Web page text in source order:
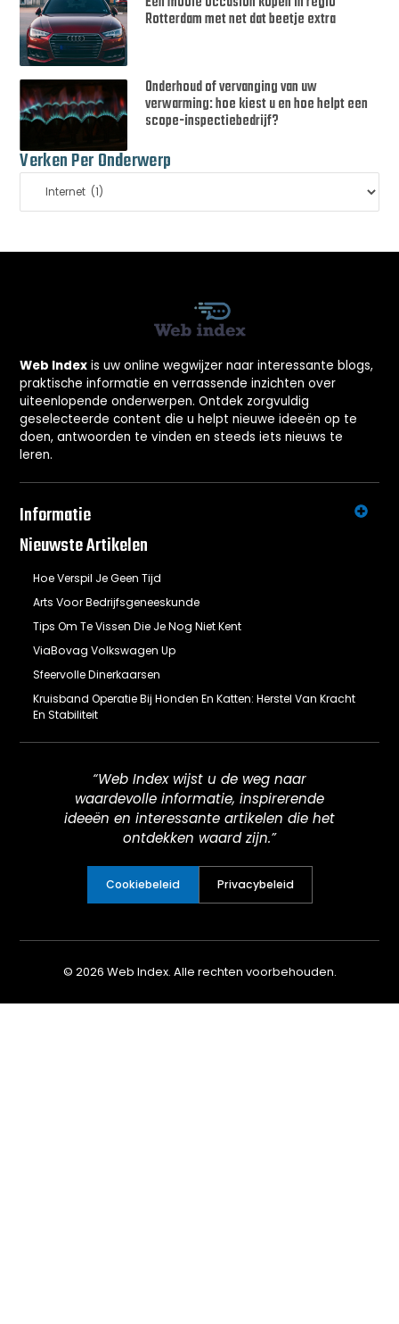
Rotterdam met net dat beetje extra
Onderhoud of vervanging van uw
verwarming: hoe kiest u en hoe helpt een
scope-inspectiebedrijf?
Verken Per Onderwerp
Web Index is uw online wegwijzer naar interessante blogs,
praktische informatie en verrassende inzichten over
uiteenlopende onderwerpen. Ontdek zorgvuldig
geselecteerde content die u helpt nieuwe ideeën op te
doen, antwoorden te vinden en steeds iets nieuws te
leren.
Informatie
Nieuwste Artikelen
Hoe Verspil Je Geen Tijd
Arts Voor Bedrijfsgeneeskunde
Tips Om Te Vissen Die Je Nog Niet Kent
ViaBovag Volkswagen Up
Sfeervolle Dinerkaarsen
Kruisband Operatie Bij Honden En Katten: Herstel Van Kracht
En Stabiliteit
“Web Index wijst u de weg naar
waardevolle informatie, inspirerende
ideeën en interessante artikelen die het
ontdekken waard zijn.”
Cookiebeleid Privacybeleid
© 2026 Web Index. Alle rechten voorbehouden.